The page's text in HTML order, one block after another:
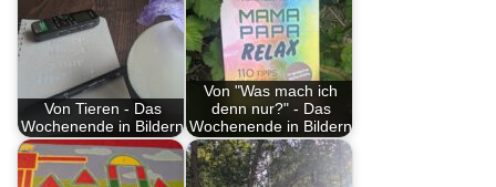
Von Tieren - Das
Wochenende in Bildern
Von "Was mach ich
denn nur?" - Das
Wochenende in Bildern